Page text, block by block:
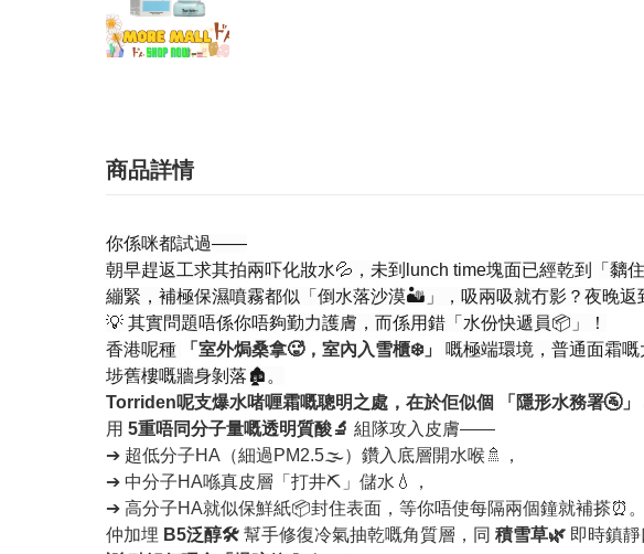
商品詳情
你係咪都試過——
朝早趕返工求其拍兩吓化妝水💦，未到lunch time塊面已經乾到「黐
繃緊，補極保濕噴霧都似「倒水落沙漠🏜️」，吸兩吸就冇影？夜晚返
💡 其實問題唔係你唔夠勤力護膚，而係用錯「水份快遞員📦」！
香港呢種
「室外焗桑拿🥵，室內入雪櫃❄️」 嘅極端環境，普通面霜
埗舊樓嘅牆身剝落🏚️。
Torriden呢支爆水啫喱霜嘅聰明之處，在於佢似個 「隱形水務署🚰」
用 5重唔同分子量嘅透明質酸🔬 組隊攻入皮膚——
➔ 超低分子HA（細過PM2.5🌫️）鑽入底層開水喉🚿，
➔ 中分子HA喺真皮層「打井⛏️」儲水💧，
➔ 高分子HA就似保鮮紙📦封住表面，等你唔使每隔兩個鐘就補搽⏰。
仲加埋 B5泛醇🛠️ 幫手修復冷氣抽乾嘅角質層，同 積雪草🌿 即時鎮